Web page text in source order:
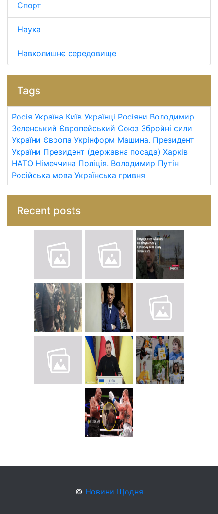
Спорт
Наука
Навколишнє середовище
Tags
Росія Україна Київ Українці Росіяни Володимир
Зеленський Європейський Союз Збройні сили
України Європа Укрінформ Машина. Президент
України Президент (державна посада) Харків
НАТО Німеччина Поліція. Володимир Путін
Російська мова Українська гривня
Recent posts
© Новини Щодня